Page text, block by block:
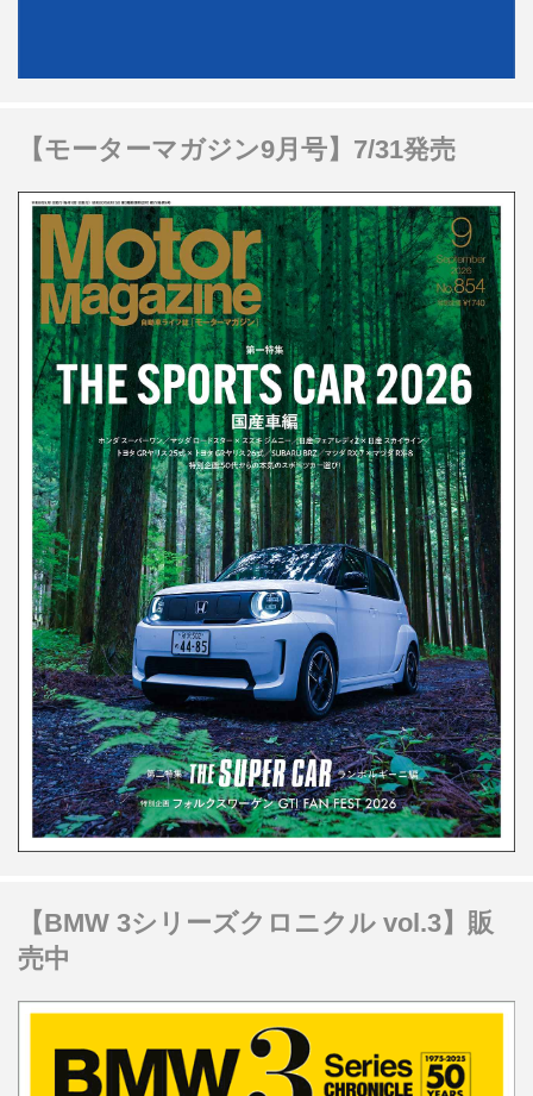
【モーターマガジン9月号】7/31発売
【BMW 3シリーズクロニクル vol.3】販
売中